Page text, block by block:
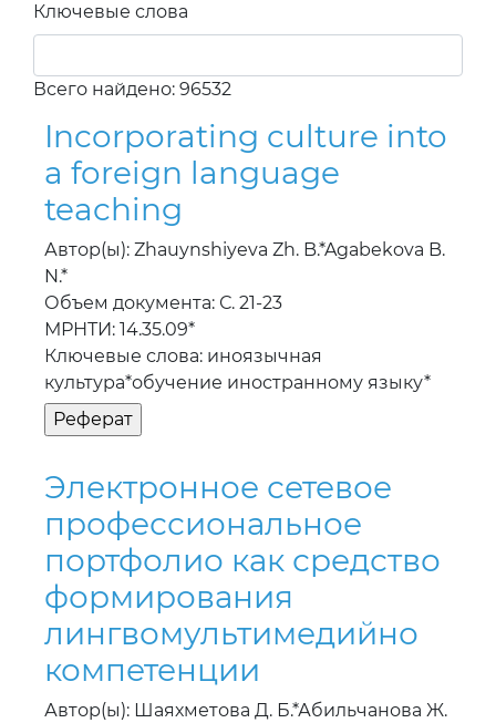
Ключевые слова
Всего найдено: 96532
Incorporating culture into
a foreign language
teaching
Автор(ы): Zhauynshiyeva Zh. B.*Agabekova B.
N.*
Объем документа: С. 21-23
МРНТИ: 14.35.09*
Ключевые слова: иноязычная
культура*обучение иностранному языку*
Электронное сетевое
профессиональное
портфолио как средство
формирования
лингвомультимедийно
компетенции
Автор(ы): Шаяхметова Д. Б.*Абильчанова Ж.